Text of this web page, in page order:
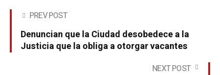
PREV POST
Denuncian que la Ciudad desobedece a la
Justicia que la obliga a otorgar vacantes
NEXT POST